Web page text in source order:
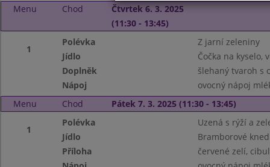
Menu
Chod
Čtvrtek 6. 3. 2025
(11:30 - 13:45)
1
Polévka
Z jarní zeleniny
Jídlo
Čočka na kyselo,
Doplněk
šlehaný tvaroh s
Nápoj
ovocný nápoj
Menu
Chod Pátek 7. 3. 2025 (11:30 - 13:45)
1
Polévka
Uzená s rýží a
Jídlo
Bramborové
Příloha
červené zelí,